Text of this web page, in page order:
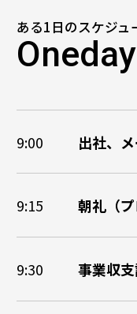
ある1日のスケジュ
9:00 出社、
9:15 朝礼（プ
9:30 事業収